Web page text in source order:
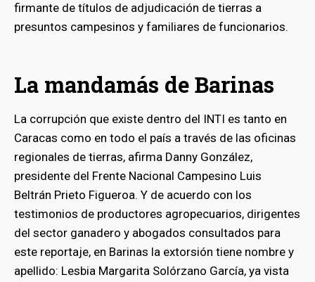
firmante de títulos de adjudicación de tierras a
presuntos campesinos y familiares de funcionarios.
La mandamás de Barinas
La corrupción que existe dentro del INTI es tanto en
Caracas como en todo el país a través de las oficinas
regionales de tierras, afirma Danny González,
presidente del Frente Nacional Campesino Luis
Beltrán Prieto Figueroa. Y de acuerdo con los
testimonios de productores agropecuarios, dirigentes
del sector ganadero y abogados consultados para
este reportaje, en Barinas la extorsión tiene nombre y
apellido: Lesbia Margarita Solórzano García, ya vista